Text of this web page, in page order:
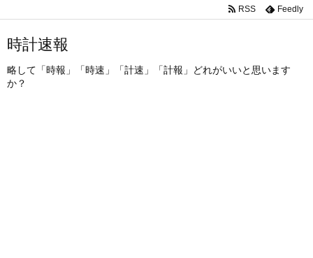
時計速報
略して「時報」「時速」「計速」「計報」どれがいいと思います
か？
RSS Feedly